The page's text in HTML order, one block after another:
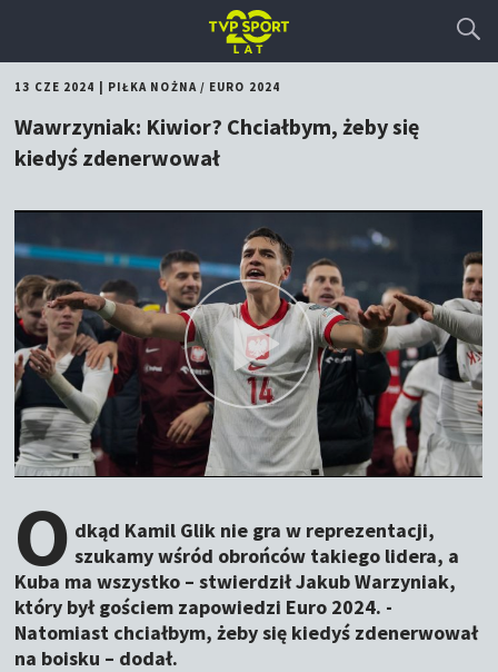
13 CZE 2024 PIŁKA NOŻNA/ EURO 2024
Wawrzyniak: Kiwior? Chciałbym, żeby się
kiedyś zdenerwował
O dkąd Kamil Glik nie gra w reprezentacji,
szukamy wśród obrońców takiego lidera, a
Kuba ma wszystko – stwierdził Jakub Warzyniak,
który był gościem zapowiedzi Euro 2024. -
Natomiast chciałbym, żeby się kiedyś zdenerwował
na boisku – dodał.